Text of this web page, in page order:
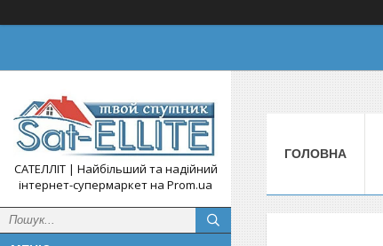
САТЕЛЛІТ | Найбільший та надійний
інтернет-супермаркет на Prom.ua
ГОЛОВНА